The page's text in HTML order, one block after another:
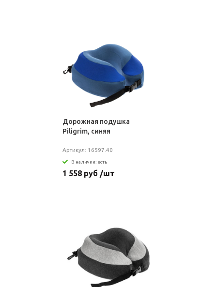
Дорожная подушка
Piligrim, синяя
Артикул: 16597.40
В наличии: есть
1 558 руб /шт